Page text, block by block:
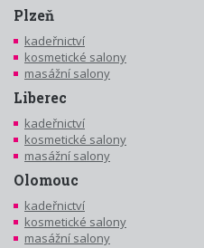
Plzeň
kadeřnictví
kosmetické salony
masážní salony
Liberec
kadeřnictví
kosmetické salony
masážní salony
Olomouc
kadeřnictví
kosmetické salony
masážní salony